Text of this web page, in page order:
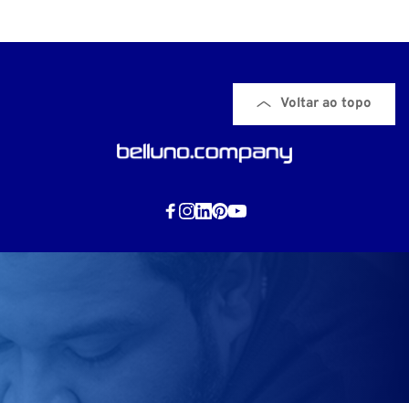
Voltar ao topo